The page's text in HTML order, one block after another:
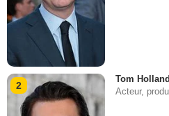
2
Tom Holland
Acteur,